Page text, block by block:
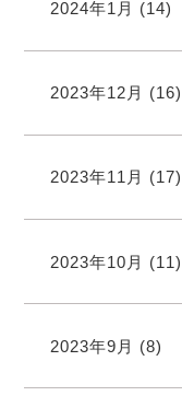
2024年1月 (14)
2023年12月 (16)
2023年11月 (17)
2023年10月 (11)
2023年9月 (8)